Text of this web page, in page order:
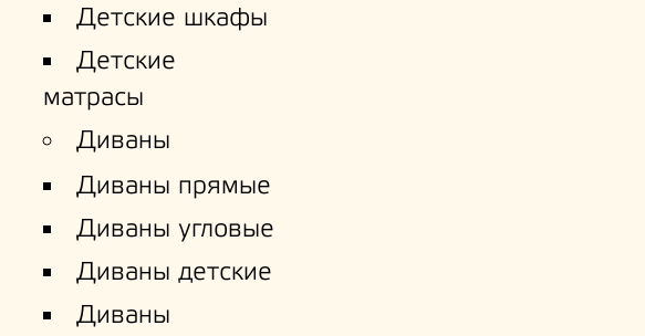
Детские шкафы
Детские
матрасы
Диваны
Диваны прямые
Диваны угловые
Диваны детские
Диваны